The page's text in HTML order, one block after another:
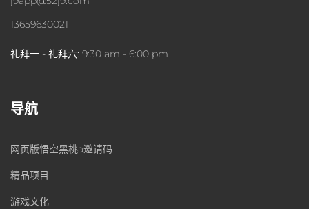
13659630021
礼拜一 - 礼拜六: 9:30 am - 6:00 pm
导航
网页版悟空黑桃a邀请码
精品项目
游戏文化